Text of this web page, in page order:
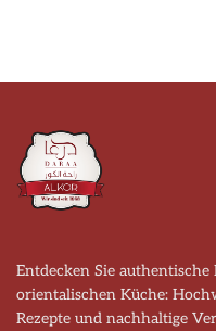
Entdecken Sie
orientalischen Küche:
Rezepte und nachhaltige